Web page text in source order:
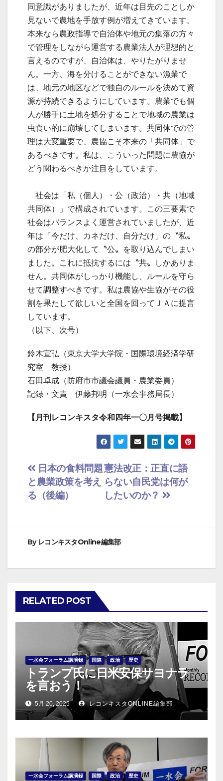
同意識がありましたが、近年は目先のことしか
見ないで農地を手放す例が増えてきています。
本来なら農政指導で自治体や地元の集落の方々
で管理をしながら運営する農業法人が理想的と
言えるのですが、自治体は、やりたがりませ
ん。一方、海を分けることができない漁業で
は、地元の地区などで独自のルールを決めて資
源が持続できるようにしています。農業でも個
人が勝手に土地を処分することで地域の農業は
虫食い的に崩壊してしまいます。共同体での管
理は大変重要で、農協こそ本来の「共同体」で
あるべきです。私は、こういった問題に農協が
どう関わるべきか注目をしています。
社会は「私（個人）・公（政治）・共（地域
共同体）」で構成されています。この三要素で
社会はバランスよく運営されていましたが、近
年は「今だけ、カネだけ、自分だけ」の〝私〟
の部分が肥大化して〝公〟を取り込んでしまい
ました。これに抵抗するには〝共〟しかありま
せん。共同体がしっかり機能し、ルールを守ら
せて調整すべきです。私は農協や生協がその役
割を果たして欲しいと全国を回ってＪＡに提言
しています。
（以下、次号）
鈴木宣弘（東京大学大学院・国際環境経済学研
究室 教授）
石田卓成（防府市市議会議員・農業委員）
記録・文責 伊藤邦明（一水会事務局長）
【月刊レコンキスタ令和四年一〇月号掲載】
投
稿
ー
シ
ョ
憲法改正：正直に語
らない自民党は何が
したいのか？
日本の食料問題
と農業政策を考え
る（後編）
By レコンキスタOnline編集部
RELATED POST
一水会フォーラム講演録 国際 政治 歴史
トランプ氏に日米安保サヨナラ
を言おう！
5月 20, 2025 レコンキスタONLINE編集部
一水会フォーラム講演録 国際 政治 歴史